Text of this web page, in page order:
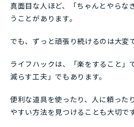
真面目な人ほど、「ちゃんとやらな
うことがあります。
でも、ずっと頑張り続けるのは大変
ライフハックは、「楽をすること」
減らす工夫」でもあります。
便利な道具を使ったり、人に頼った
やすい方法を見つけることも大切です